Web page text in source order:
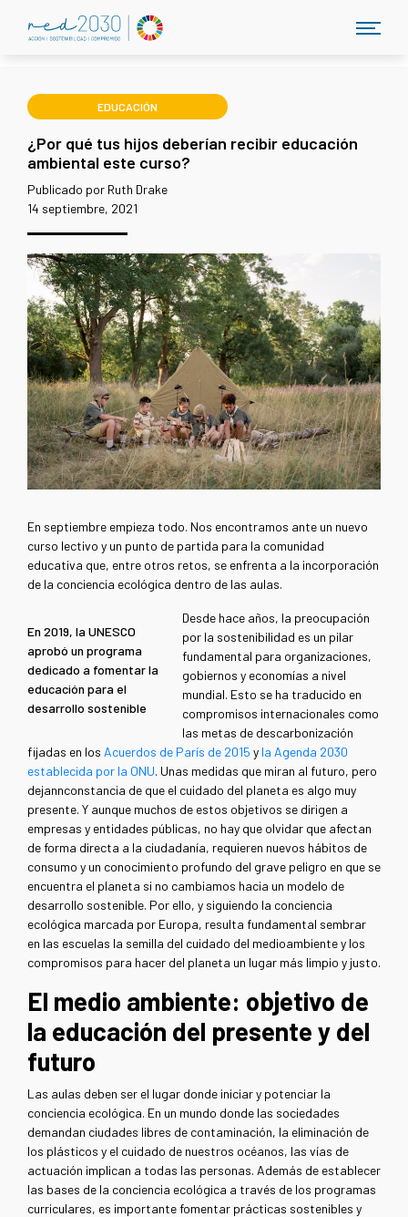
EDUCACIÓN
¿Por qué tus hijos deberían recibir educación
ambiental este curso?
Publicado por Ruth Drake
14 septiembre, 2021
En septiembre empieza todo. Nos encontramos ante un nuevo
curso lectivo y un punto de partida para la comunidad
educativa que, entre otros retos, se enfrenta a la incorporación
de la conciencia ecológica dentro de las aulas.
En 2019, la UNESCO
aprobó un programa
dedicado a fomentar la
educación para el
desarrollo sostenible
Desde hace años, la preocupación
por la sostenibilidad es un pilar
fundamental para organizaciones,
gobiernos y economías a nivel
mundial. Esto se ha traducido en
compromisos internacionales como
las metas de descarbonización
fijadas en los Acuerdos de París de 2015 y la Agenda 2030
establecida por la ONU. Unas medidas que miran al futuro, pero
dejannconstancia de que el cuidado del planeta es algo muy
presente. Y aunque muchos de estos objetivos se dirigen a
empresas y entidades públicas, no hay que olvidar que afectan
de forma directa a la ciudadanía, requieren nuevos hábitos de
consumo y un conocimiento profundo del grave peligro en que se
encuentra el planeta si no cambiamos hacia un modelo de
desarrollo sostenible. Por ello, y siguiendo la conciencia
ecológica marcada por Europa, resulta fundamental sembrar
en las escuelas la semilla del cuidado del medioambiente y los
compromisos para hacer del planeta un lugar más limpio y justo.
El medio ambiente: objetivo de
la educación del presente y del
futuro
Las aulas deben ser el lugar donde iniciar y potenciar la
conciencia ecológica. En un mundo donde las sociedades
demandan ciudades libres de contaminación, la eliminación de
los plásticos y el cuidado de nuestros océanos, las vías de
actuación implican a todas las personas. Además de establecer
las bases de la conciencia ecológica a través de los programas
curriculares, es importante fomentar prácticas sostenibles y